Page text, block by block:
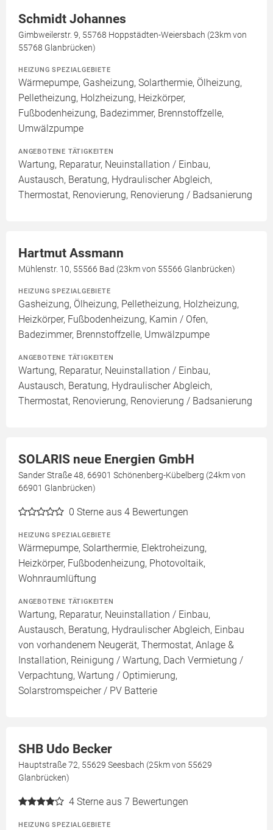
Schmidt Johannes
Gimbweilerstr. 9, 55768 Hoppstädten-Weiersbach (23km von
55768 Glanbrücken)
HEIZUNG SPEZIALGEBIETE
Wärmepumpe, Gasheizung, Solarthermie, Ölheizung,
Pelletheizung, Holzheizung, Heizkörper,
Fußbodenheizung, Badezimmer, Brennstoffzelle,
Umwälzpumpe
ANGEBOTENE TÄTIGKEITEN
Wartung, Reparatur, Neuinstallation / Einbau,
Austausch, Beratung, Hydraulischer Abgleich,
Thermostat, Renovierung, Renovierung / Badsanierung
Hartmut Assmann
Mühlenstr. 10, 55566 Bad (23km von 55566 Glanbrücken)
HEIZUNG SPEZIALGEBIETE
Gasheizung, Ölheizung, Pelletheizung, Holzheizung,
Heizkörper, Fußbodenheizung, Kamin / Ofen,
Badezimmer, Brennstoffzelle, Umwälzpumpe
ANGEBOTENE TÄTIGKEITEN
Wartung, Reparatur, Neuinstallation / Einbau,
Austausch, Beratung, Hydraulischer Abgleich,
Thermostat, Renovierung, Renovierung / Badsanierung
SOLARIS neue Energien GmbH
Sander Straße 48, 66901 Schönenberg-Kübelberg (24km von
66901 Glanbrücken)
0 Sterne aus 4 Bewertungen
HEIZUNG SPEZIALGEBIETE
Wärmepumpe, Solarthermie, Elektroheizung,
Heizkörper, Fußbodenheizung, Photovoltaik,
Wohnraumlüftung
ANGEBOTENE TÄTIGKEITEN
Wartung, Reparatur, Neuinstallation / Einbau,
Austausch, Beratung, Hydraulischer Abgleich, Einbau
von vorhandenem Neugerät, Thermostat, Anlage &
Installation, Reinigung / Wartung, Dach Vermietung /
Verpachtung, Wartung / Optimierung,
Solarstromspeicher / PV Batterie
SHB Udo Becker
Hauptstraße 72, 55629 Seesbach (25km von 55629
Glanbrücken)
4 Sterne aus 7 Bewertungen
HEIZUNG SPEZIALGEBIETE